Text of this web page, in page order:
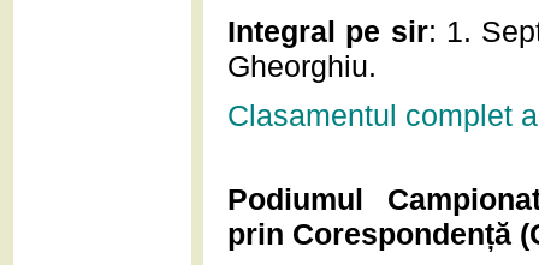
Integral pe sir: 1.
Gheorghiu.
Clasamentul complet
Podiumul
prin Corespondență